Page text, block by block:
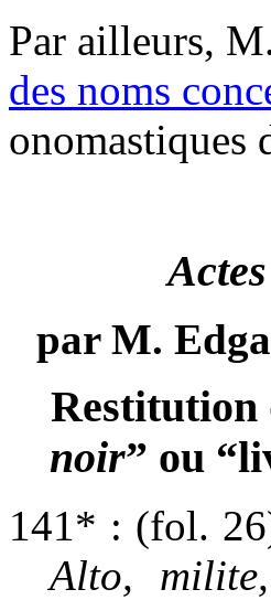
Par ailleurs,
des noms
onomastiques
par M.
Restitution
noir” ou
141* : (fol.
Alto,